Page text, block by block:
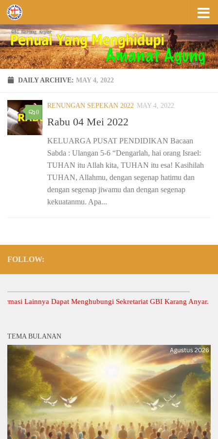
Skip to content
DAILY ARCHIVE: MAY 4, 2022
0
RENUNGAN SEPEKAN 2022 MAY 4, 2022
Rabu 04 Mei 2022
KELUARGA PUSAT PENDIDIKAN Bacaan
Sabda : Ulangan 5-6 “Dengarlah, hai orang Israel:
TUHAN itu Allah kita, TUHAN itu esa! Kasihilah
TUHAN, Allahmu, dengan segenap hatimu dan
dengan segenap jiwamu dan dengan segenap
kekuatanmu. Apa...
FOLLOW:
Lainnya Dapat Menghubungi Sekretariat GBI Karang Anyar.
TEMA BULANAN